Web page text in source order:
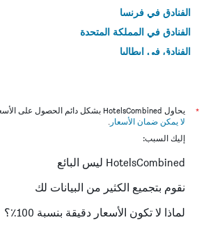
الفنادق في فرنسا
الفنادق في المملكة المتحدة
الفنادق في إيطاليا
*
يحاول HotelsCombined بشكل دائم الحصول على الأسعار الدقيقة، ولكن
لا يمكن ضمان الأسعار .
إليك السبب:
HotelsCombined ليس البائع
نقوم بتجميع الكثير من البيانات لك
لماذا لا تكون الأسعار دقيقة بنسبة 100٪؟